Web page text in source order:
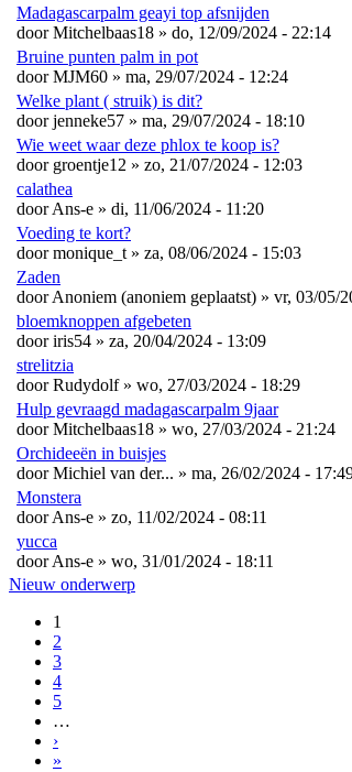
Madagascarpalm geayi top afsnijden
doorMitchelbaas18 » do, 12/09/2024 - 22:14
Bruine punten palm in pot
doorMJM60 » ma, 29/07/2024 - 12:24
Welke plant ( struik) is dit?
doorjenneke57 » ma, 29/07/2024 - 18:10
Wie weet waar deze phlox te koop is?
door groentje12 » zo, 21/07/2024 - 12:03
calathea
doorAns-e » di, 11/06/2024 - 11:20
Voeding te kort?
doormonique_t » za, 08/06/2024 - 15:03
Zaden
doorAnoniem (anoniem geplaatst) » vr, 03/05/
bloemknoppen afgebeten
dooriris54 » za, 20/04/2024 - 13:09
strelitzia
doorRudydolf» wo, 27/03/2024 - 18:29
Hulp gevraagd madagascarpalm 9jaar
doorMitchelbaas18 » wo, 27/03/2024 - 21:24
Orchideeën in buisjes
doorMichiel van der... » ma, 26/02/2024 -
Monstera
doorAns-e » zo, 11/02/2024 - 08:11
yucca
doorAns-e » wo, 31/01/2024 - 18:11
Nieuw onderwerp
1
2
3
4
5
…
›
»